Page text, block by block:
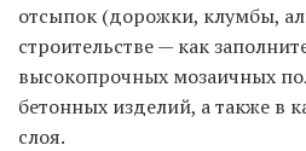
отсыпок (дорожки, клумбы,
строительстве — как
высокопрочных мозаичных
бетонных изделий, а также в
слоя.